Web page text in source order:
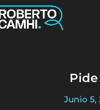
Junio 5,